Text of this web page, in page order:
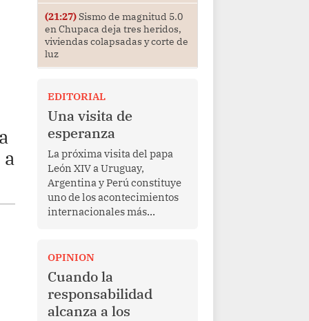
(21:27)Sismo de magnitud 5.0
en Chupaca deja tres heridos,
viviendas colapsadas y corte de
luz
EDITORIAL
Una visita de
esperanza
La próxima visita del papa
León XIV a Uruguay,
Argentina y Perú constituye
uno de los acontecimientos
internacionales más
Más allá de su dimensión
religiosa, esta gira
representa una oportunidad
para reafirmar el valor del
diálogo, fortalecer los
OPINION
Cuando la
responsabilidad
alcanza a los